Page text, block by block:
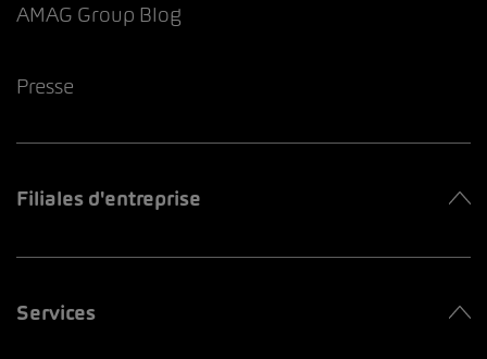
AMAG Group Blog
Presse
Filiales d'entreprise
Services